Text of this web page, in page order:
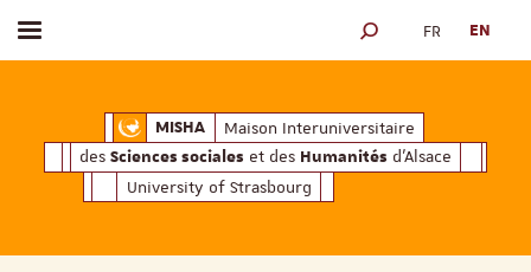
MISHAMaison Interuniversitaire des
Maison Interuniversitaire
des Sciences sociales et des Humanités d'Alsace
University of Strasbourg
Toggle menu SEARCH ENGINE
FR EN